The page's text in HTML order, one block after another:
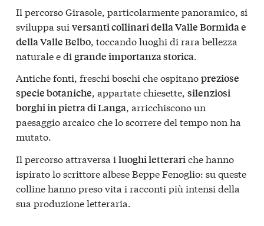
Il percorso Girasole, particolarmente panoramico, si
sviluppa sui versanti collinari della Valle Bormida e
della Valle Belbo , toccando luoghi di rara bellezza
naturale e di grande importanza storica
Antiche fonti, freschi boschi che ospitanopreziose
specie botaniche, appartate chiesette, silenziosi
borghi in pietra di Langa, arricchiscono un
paesaggio arcaico che lo scorrere del tempo non ha
mutato.
Il percorso attraversa i luoghi letterariche hanno
ispirato lo scrittore albese Beppe Fenoglio: su queste
colline hanno preso vita i racconti più intensi della
sua produzione letteraria.